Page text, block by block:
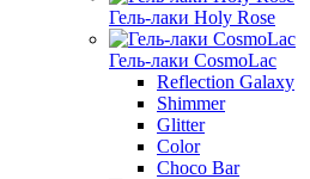
Гель-лаки Holy Rose
Гель-лаки CosmoLac
Reflection Galaxy
Shimmer
Glitter
Color
Choco Bar